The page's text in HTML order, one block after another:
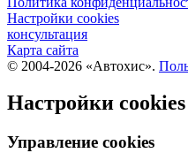
Настройки cookies
консультация
Карта сайта
© 2004-2026 «Автохис».
Настройки cookies
Управление cookies